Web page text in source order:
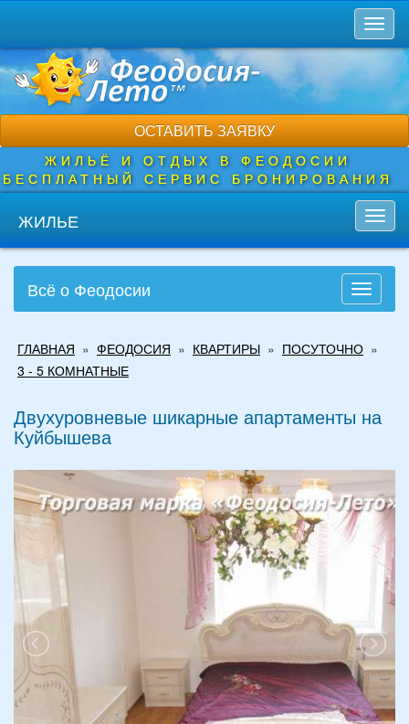
основному
содержанию
ОСТАВИТЬ ЗАЯВКУ
ЖИЛЬЁ И ОТДЫХ В ФЕОДОСИИ
БЕСПЛАТНЫЙ СЕРВИС БРОНИРОВАНИЯ
ЖИЛЬЕ
Toggle
Всё о Феодосии
здесь
ГЛАВНАЯ » ФЕОДОСИЯ » КВАРТИРЫ » ПОСУТОЧНО »
3 - 5 КОМНАТНЫЕ
Двухуровневые шикарные апартаменты на
Куйбышева